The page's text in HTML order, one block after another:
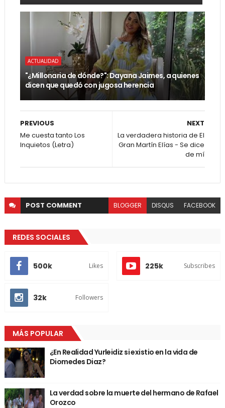
ACTUALIDAD
"¿Millonaria de dónde?": Dayana Jaimes, a quienes
dicen que quedó con jugosa herencia
NEXT
La verdadera historia de El
Gran Martín Elías - Se dice
de mí
PREVIOUS
Me cuesta tanto Los
Inquietos (Letra)
POST COMMENT BLOGGER DISQUS FACEBOOK
REDES SOCIALES
500k Likes 225k Subscribes
32k Followers
MÁS POPULAR
¿En Realidad Yurleidiz si existio en la vida de
Diomedes Diaz?
La verdad sobre la muerte del hermano de Rafael
Orozco